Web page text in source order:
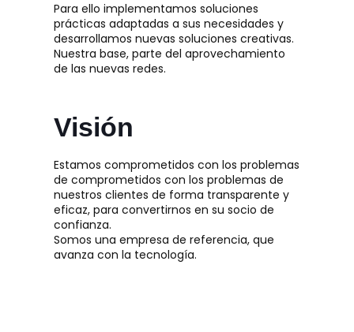
Para ello implementamos soluciones
prácticas adaptadas a sus necesidades y
desarrollamos nuevas soluciones creativas.
Nuestra base, parte del aprovechamiento
de las nuevas redes.
Visión
Estamos comprometidos con los problemas
de comprometidos con los problemas de
nuestros clientes de forma transparente y
eficaz, para convertirnos en su socio de
confianza.
Somos una empresa de referencia, que
avanza con la tecnología.